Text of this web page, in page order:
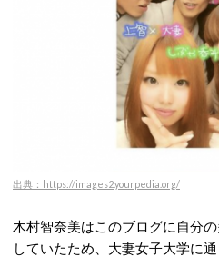
出典：https://images2.yourpedia.org/
木村智奈美はこのブログに自分
していたため、大妻女子大学に